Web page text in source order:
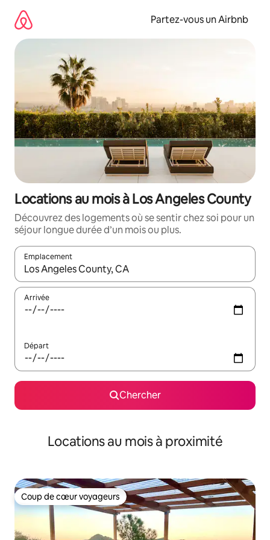
directement
contenu
Partez-vous un Airbnb
Locations au mois à Los Angeles County
Découvrez des logements où se sentir chez soi pour un
séjour longue durée d’un mois ou plus.
Emplacement
Quand les résultats sont affichés, parcourez-les en utilisant
Arrivée
Départ
Chercher
Locations au mois à proximité
Coup de cœur voyageurs
Coup de cœur voyageurs